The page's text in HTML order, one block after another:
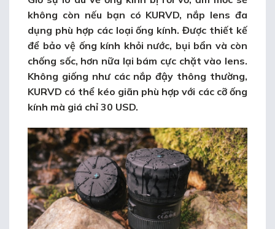
không còn nếu bạn có KURVD, nắp lens đa
dụng phù hợp các loại ống kính. Được thiết kế
để bảo vệ ống kính khỏi nước, bụi bẩn và còn
chống sốc, hơn nữa lại bám cực chặt vào lens.
Không giống như các nắp đậy thông thường,
KURVD có thể kéo giãn phù hợp với các cỡ ống
kính mà giá chỉ 30 USD.